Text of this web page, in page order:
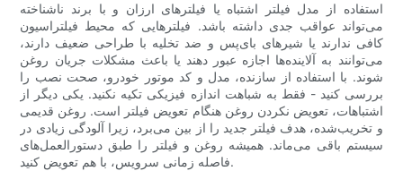
استفاده از مدل فیلتر اشتباه یا فیلترهای ارزان و با برند ناشناخته
می‌تواند عواقب جدی داشته باشد. فیلترهایی که محیط فیلتراسیون
کافی ندارند یا شیرهای بای‌پس و ضد تخلیه با طراحی ضعیف دارند،
می‌توانند به آلاینده‌ها اجازه عبور دهند یا باعث مشکلات جریان روغن
شوند. با استفاده از سازنده، مدل و کد موتور خودرو، صحت نصب را
بررسی کنید - فقط به شباهت اندازه فیزیکی تکیه نکنید. یکی دیگر از
اشتباهات، تعویض نکردن روغن هنگام تعویض فیلتر است. روغن قدیمی
و تخریب‌شده، هدف فیلتر جدید را از بین می‌برد، زیرا آلودگی زیادی در
سیستم باقی می‌ماند. همیشه روغن و فیلتر را طبق دستورالعمل‌های
فاصله زمانی سرویس، با هم تعویض کنید.